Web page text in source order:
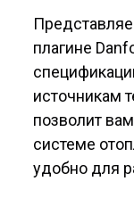
плагине
источникам
позволит
системе
удобно для